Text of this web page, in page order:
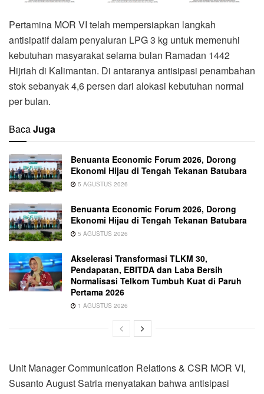
Pertamina MOR VI telah mempersiapkan langkah
antisipatif dalam penyaluran LPG 3 kg untuk memenuhi
kebutuhan masyarakat selama bulan Ramadan 1442
Hijriah di Kalimantan. Di antaranya antisipasi penambahan
stok sebanyak 4,6 persen dari alokasi kebutuhan normal
per bulan.
BacaJuga
Benuanta Economic Forum 2026, Dorong
Ekonomi Hijau di Tengah Tekanan Batubara
5 AGUSTUS 2026
Benuanta Economic Forum 2026, Dorong
Ekonomi Hijau di Tengah Tekanan Batubara
5 AGUSTUS 2026
Akselerasi Transformasi TLKM 30,
Pendapatan, EBITDA dan Laba Bersih
Normalisasi Telkom Tumbuh Kuat di Paruh
Pertama 2026
1 AGUSTUS 2026
Unit Manager Communication Relations & CSR MOR VI,
Susanto August Satria menyatakan bahwa antisipasi